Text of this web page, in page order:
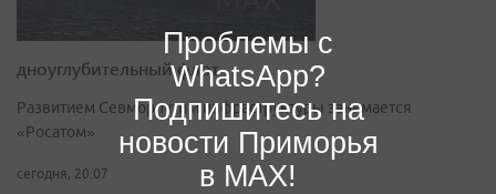
дноуглубительный флот
Развитием Севморпути и инфраструктуры занимается
«Росатом»
сегодня, 20:07
Проблемы с
WhatsApp?
Подпишитесь на
новости Приморья
в MAX!